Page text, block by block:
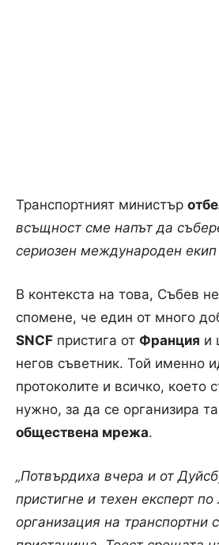
Транспортният министър
всъщност сме напът да
сериозен международен екип
В контекста на това, Събев
спомене, че един от много
SNCF пристига от Франция и
негов съветник. Той именно
протоколите и всичко, което
нужно, за да се организира
обществена мрежа.
„Потвърдиха вчера и от
пристигне и техен експерт по
организация на транспортни